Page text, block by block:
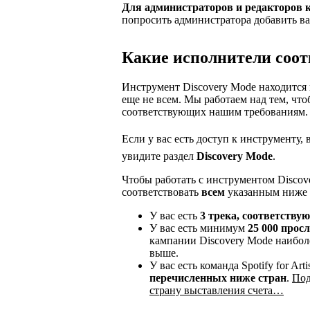
Для администраторов и редакторов
попросить администратора добавить
Какие исполнители
Инструмент Discovery Mode находится
еще не всем. Мы работаем над тем,
соответствующих нашим требованиям.
Если у вас есть доступ к
увидите раздел Discovery Mode.
Чтобы работать с инструментом
соответствовать всем указанным ниже
У вас есть 3 трека,
У вас есть минимум 25 000
кампании Discovery Mode
выше.
У вас есть команда Spotify for
перечисленных ниже стран.
страну выставления счета…